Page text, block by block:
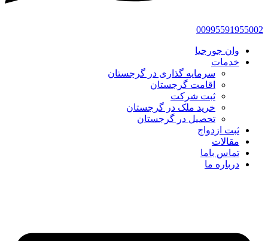
00995591955002
وان جورجیا
خدمات
سرمایه گذاری در گرجستان
اقامت گرجستان
ثبت شرکت
خرید ملک در گرجستان
تحصیل در گرجستان
ثبت ازدواج
مقالات
تماس باما
درباره ما